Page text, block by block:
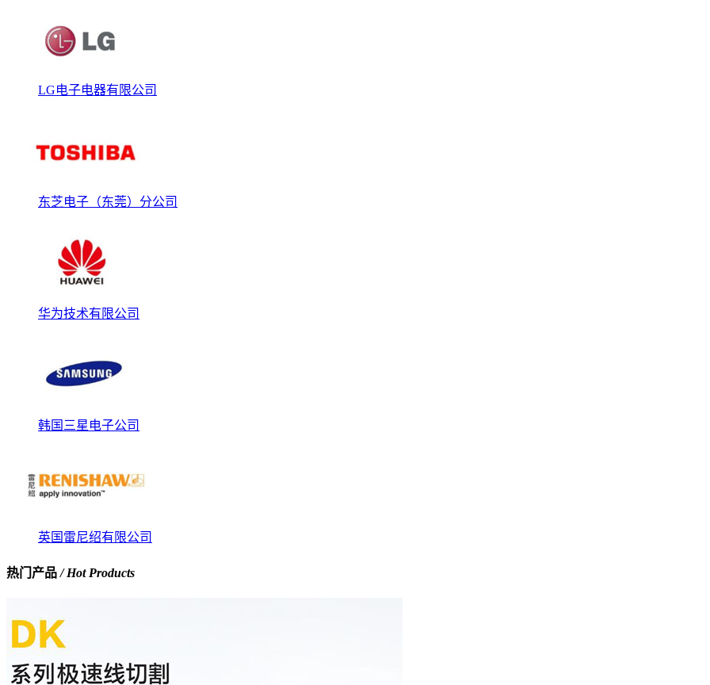
LG电子电器有限公司
东芝电子（东莞）分公司
华为技术有限公司
韩国三星电子公司
英国雷尼绍有限公司
热门产品/ Hot Products